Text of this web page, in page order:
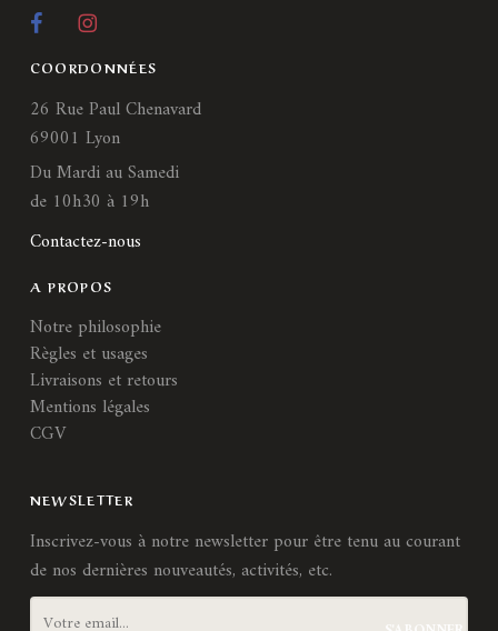
COORDONNÉES
26 Rue Paul Chenavard
69001 Lyon
Du Mardi au Samedi
de 10h30 à 19h
Contactez-nous
A PROPOS
Notre philosophie
Règles et usages
Livraisons et retours
Mentions légales
CGV
NEWSLETTER
Inscrivez-vous à notre newsletter pour être tenu au courant
de nos dernières nouveautés, activités, etc.